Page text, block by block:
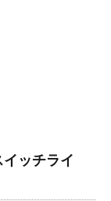
ッチライ